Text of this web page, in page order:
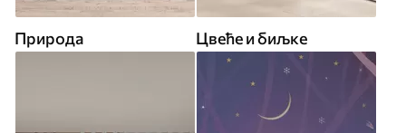
Природа Цвеће и биљке